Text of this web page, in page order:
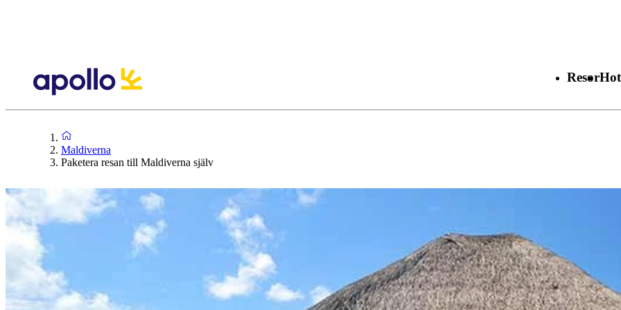
Resor
Maldiverna
Paketera resan till Maldiverna själv